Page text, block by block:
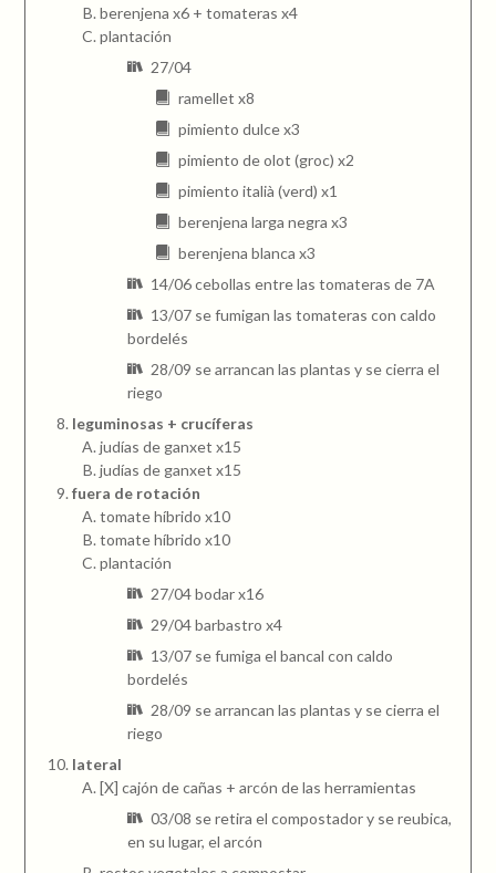
berenjena x6 + tomateras x4
plantación
27/04
ramellet x8
pimiento dulce x3
pimiento de olot (groc) x2
pimiento italià (verd) x1
berenjena larga negra x3
berenjena blanca x3
14/06 cebollas entre las tomateras de 7A
13/07 se fumigan las tomateras con caldo
bordelés
28/09 se arrancan las plantas y se cierra el
riego
leguminosas + crucíferas
judías de ganxet x15
judías de ganxet x15
fuera de rotación
tomate híbrido x10
tomate híbrido x10
plantación
27/04 bodar x16
29/04 barbastro x4
13/07 se fumiga el bancal con caldo
bordelés
28/09 se arrancan las plantas y se cierra el
riego
lateral
[X] cajón de cañas + arcón de las herramientas
03/08 se retira el compostador y se reubica,
en su lugar, el arcón